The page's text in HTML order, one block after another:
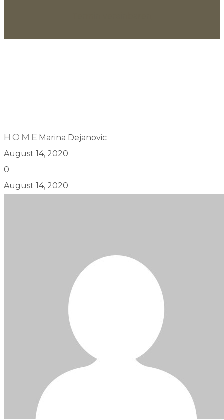
HOME Marina Dejanovic
August 14, 2020
0
August 14, 2020